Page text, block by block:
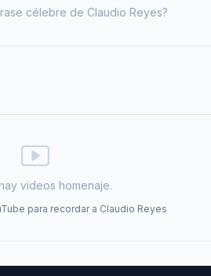
célebre de Claudio Reyes?
videos homenaje.
para recordar a Claudio Reyes